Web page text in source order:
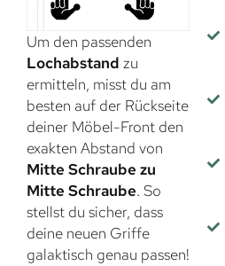
Um den passenden
Lochabstand zu
ermitteln, misst du am
besten auf der Rückseite
deiner Möbel-Front den
exakten Abstand von
Mitte Schraube zu
Mitte Schraube. So
stellst du sicher, dass
deine neuen Griffe
galaktisch genau passen!